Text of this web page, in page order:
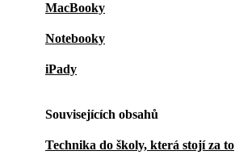
MacBooky
Notebooky
iPady
Souvisejících obsahů
Technika do školy, která stojí za to